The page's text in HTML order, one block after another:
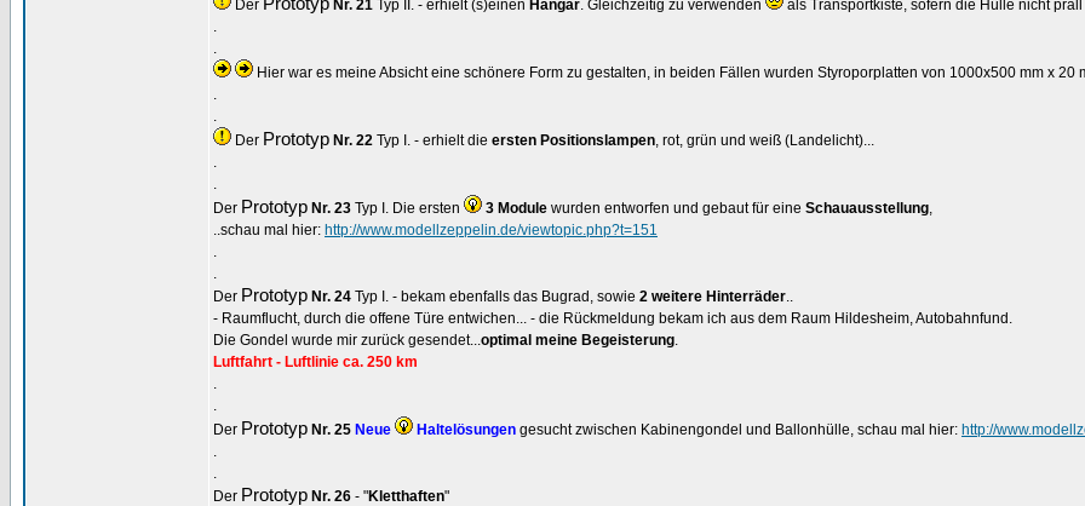
Der
Nr. 21 Typ II. - erhielt (s)einen Hangar. Gleichzeitig zu verwenden
als Transportkiste, sofern die Hülle nicht
.
.
Hier war es meine Absicht eine schönere Form zu gestalten, in beiden Fällen wurden Styroporplatten von 1000x500 mm x
.
.
Der Prototyp Nr. 22 Typ I. - erhielt die ersten Positionslampen, rot, grün und weiß (Landelicht)...
.
.
Der Prototyp Nr. 23 Typ I. Die ersten 3 Module wurden entworfen und gebaut für eine Schauausstellung,
..schau mal hier: http://www.modellzeppelin.de/viewtopic.php?t=151
.
.
Der Prototyp Nr. 24 Typ I. - bekam ebenfalls das Bugrad, sowie 2 weitere Hinterräder..
- Raumflucht, durch die offene Türe entwichen... - die Rückmeldung bekam ich aus dem Raum Hildesheim, Autobahnfund.
Die Gondel wurde mir zurück gesendet...optimal meine Begeisterung.
Luftfahrt - Luftlinie ca. 250 km
.
.
Der Prototyp Nr. 25 Neue Haltelösungen gesucht zwischen Kabinengondel und Ballonhülle, schau mal hier: http://
.
.
Der Prototyp Nr. 26 - "Kletthaften"